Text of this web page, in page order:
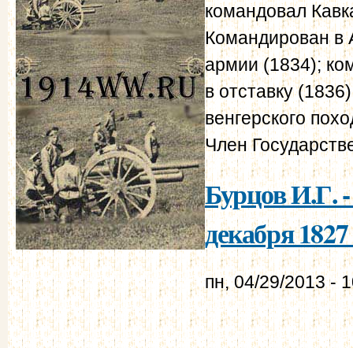
командовал
Командирован в
армии (1834);
в отставку
венгерского
Член
Бурцов И.Г.
декабря 1827
пн, 04/29/2013 -